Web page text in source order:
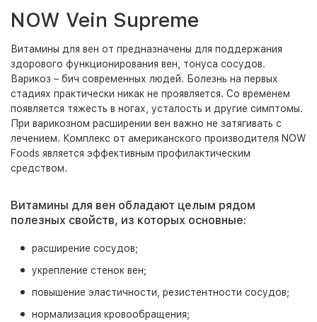
NOW Vein Supreme
Витамины для вен от предназначены для поддержания
здорового функционирования вен, тонуса сосудов.
Варикоз – бич современных людей. Болезнь на первых
стадиях практически никак не проявляется. Со временем
появляется тяжесть в ногах, усталость и другие симптомы.
При варикозном расширении вен важно не затягивать с
лечением. Комплекс от американского производителя NOW
Foods является эффективным профилактическим
средством.
Витамины для вен обладают целым рядом
полезных свойств, из которых основные:
расширение сосудов;
укрепление стенок вен;
повышение эластичности, резистентности сосудов;
нормализация кровообращения;